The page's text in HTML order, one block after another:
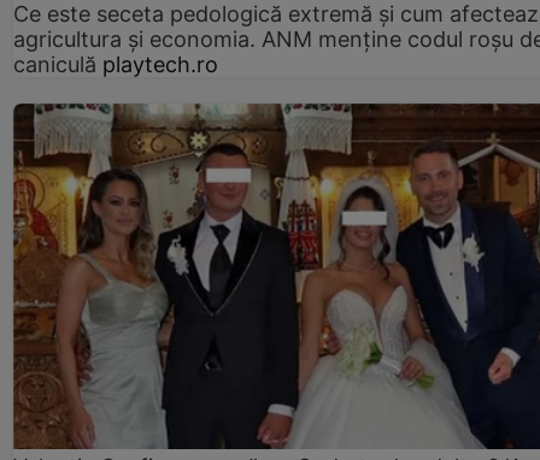
Ce este seceta pedologică extremă și cum
agricultura și economia. ANM menține codul roșu
caniculă playtech.ro